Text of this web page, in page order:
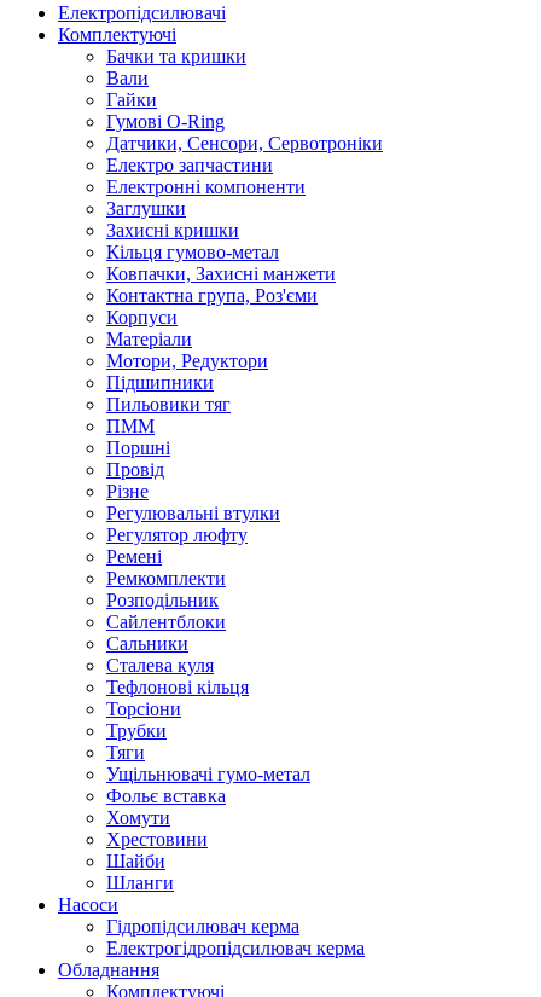
Електропідсилювачі
Комплектуючі
Бачки та кришки
Вали
Гайки
Гумові O-Ring
Датчики, Сенсори, Сервотроніки
Електро запчастини
Електронні компоненти
Заглушки
Захисні кришки
Кільця гумово-метал
Ковпачки, Захисні манжети
Контактна група, Роз'єми
Корпуси
Матеріали
Мотори, Редуктори
Підшипники
Пильовики тяг
ПММ
Поршні
Провід
Різне
Регулювальні втулки
Регулятор люфту
Ремені
Ремкомплекти
Розподільник
Сайлентблоки
Сальники
Сталева куля
Тефлонові кільця
Торсіони
Трубки
Тяги
Ущільнювачі гумо-метал
Фольє вставка
Хомути
Хрестовини
Шайби
Шланги
Насоси
Гідропідсилювач керма
Електрогідропідсилювач керма
Обладнання
Комплектуючі